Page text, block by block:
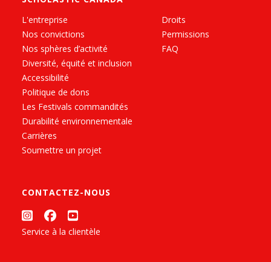
L'entreprise
Nos convictions
Nos sphères d’activité
Diversité, équité et inclusion
Accessibilité
Politique de dons
Les Festivals commandités
Durabilité environnementale
Carrières
Soumettre un projet
Droits
Permissions
FAQ
CONTACTEZ-NOUS
Service à la clientèle